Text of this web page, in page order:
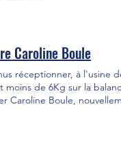
Caroline Boule
réceptionner, à l'usine
de 6Kg sur la
Caroline Boule,